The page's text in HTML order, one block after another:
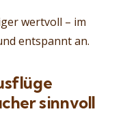
wertvoll – im
entspannt an.
sinnvoll